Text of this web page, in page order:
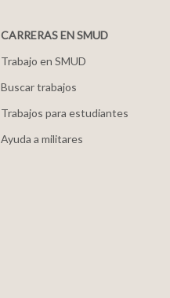
CARRERAS EN SMUD
Trabajo en SMUD
Buscar trabajos
Trabajos para estudiantes
Ayuda a militares